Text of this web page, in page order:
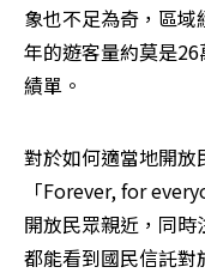
象也不足為奇，區
年的遊客量約莫是
績單。
對於如何適當地開
「Forever, for
開放民眾親近，同
都能看到國民信託對